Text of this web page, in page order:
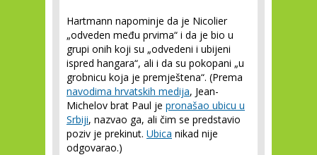
Hartmann napominje da je Nicolier
„odveden među prvima“ i da je bio u
grupi onih koji su „odvedeni i ubijeni
ispred hangara“, ali i da su pokopani „u
grobnicu koja je premještena“. (Prema
navodima hrvatskih medija, Jean-
Michelov brat Paul je pronašao ubicu u
Srbiji, nazvao ga, ali čim se predstavio
poziv je prekinut. Ubica nikad nije
odgovarao.)